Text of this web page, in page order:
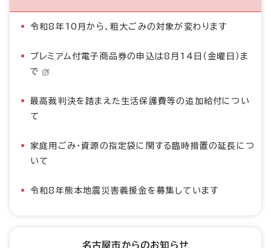
令和8年10月から、粗大ごみの対象が変わります
プレミアム付電子商品券の申込は8月14日（金曜日）ま
で
最高裁判決を踏まえた生活保護費等の追加給付につい
て
家庭用ごみ・資源の指定袋に関する臨時措置の延長につ
いて
令和8年熊本地震災害義援金を募集しています
名古屋市からのお知らせ